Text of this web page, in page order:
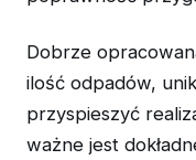
Dobrze
ilość odpadów,
przyspieszyć
ważne jest